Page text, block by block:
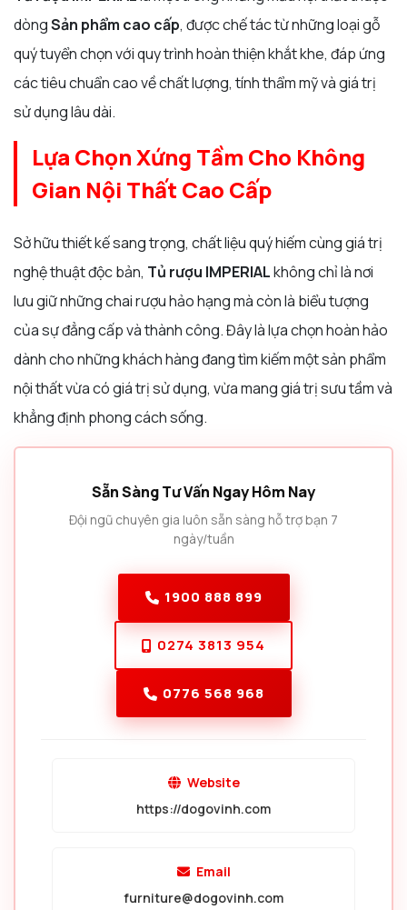
dòngSản phẩm cao cấp, được chế tác từ những loại gỗ
quý tuyển chọn với quy trình hoàn thiện khắt khe, đáp ứng
các tiêu chuẩn cao về chất lượng, tính thẩm mỹ và giá trị
sử dụng lâu dài.
Lựa Chọn Xứng Tầm Cho Không
Gian Nội Thất Cao Cấp
Sở hữu thiết kế sang trọng, chất liệu quý hiếm cùng giá trị
nghệ thuật độc bản, Tủ rượu IMPERIALkhông chỉ là nơi
lưu giữ những chai rượu hảo hạng mà còn là biểu tượng
của sự đẳng cấp và thành công. Đây là lựa chọn hoàn hảo
dành cho những khách hàng đang tìm kiếm một sản phẩm
nội thất vừa có giá trị sử dụng, vừa mang giá trị sưu tầm và
khẳng định phong cách sống.
Sẵn Sàng Tư Vấn Ngay Hôm Nay
Đội ngũ chuyên gia luôn sẵn sàng hỗ trợ bạn 7
ngày/tuần
1900 888 899
0274 3813 954
0776 568 968
Website
https://dogovinh.com
Email
furniture@dogovinh.com